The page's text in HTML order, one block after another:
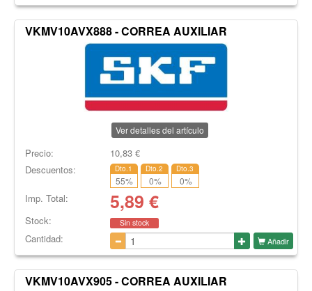
VKMV10AVX888 - CORREA AUXILIAR
Ver detalles del artículo
Precio: 10,83€
Descuentos:
Dto.1
55%
Dto.2
0%
Dto.3
0%
Imp. Total: 5,89 €
Stock: Sin stock
Cantidad: Añadir
VKMV10AVX905 - CORREA AUXILIAR